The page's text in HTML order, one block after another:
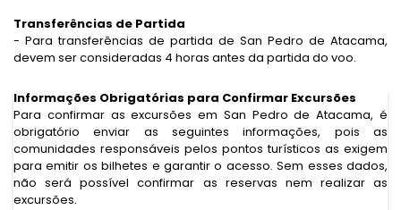
Transferências de Partida
- Para transferências de partida de San Pedro de Atacama,
devem ser consideradas 4 horas antes da partida do voo.
Informações Obrigatórias para Confirmar Excursões
Para confirmar as excursões em San Pedro de Atacama, é
obrigatório enviar as seguintes informações, pois as
comunidades responsáveis pelos pontos turísticos as exigem
para emitir os bilhetes e garantir o acesso. Sem esses dados,
não será possível confirmar as reservas nem realizar as
excursões.